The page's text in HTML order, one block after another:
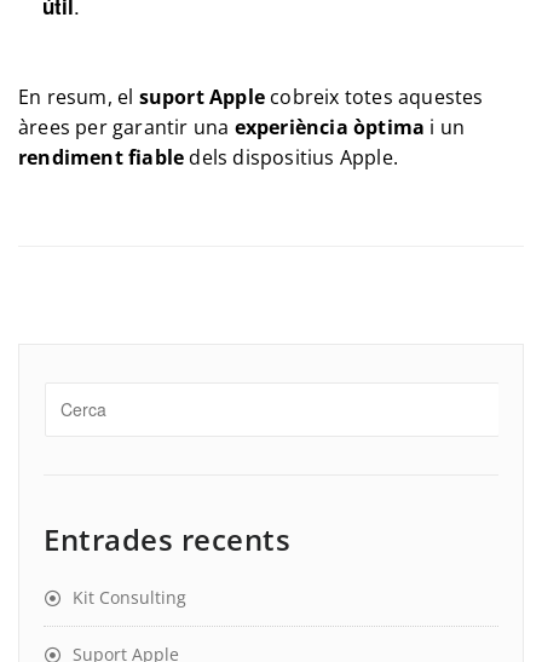
En resum, el suport Apple cobreix totes aquestes
àrees per garantir una experiència òptima i un
rendiment fiabledels dispositius Apple.
Entrades recents
Kit Consulting
Suport Apple